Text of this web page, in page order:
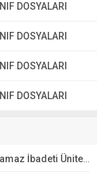
DOSYALARI
DOSYALARI
DOSYALARI
DOSYALARI
Ünite Testi – Online Çöz